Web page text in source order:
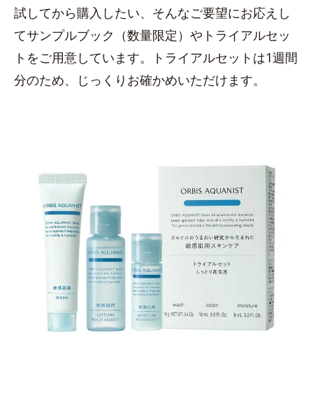
試してから購入したい、そんなご要望にお応えし
てサンプルブック（数量限定）やトライアルセッ
トをご用意しています。トライアルセットは1週間
分のため、じっくりお確かめいただけます。